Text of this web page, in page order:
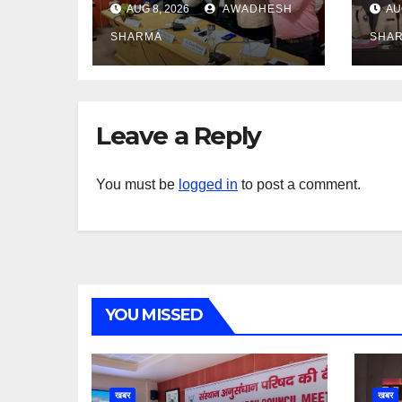
दासAUG 8, 2026 AWADHESH
SHARMA
Leave a Reply
You must be logged in to post a comment.
YOU MISSED
खबर खबर